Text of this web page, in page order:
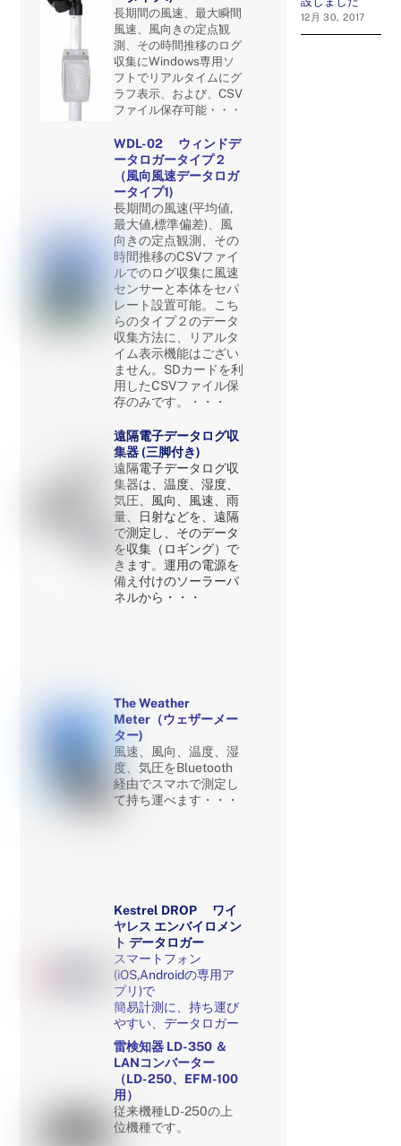
長期間の風速、最大瞬間
風速、風向きの定点観
測、 その時間推移のログ
収集にWindows専用ソ
フトでリアルタイムにグ
ラフ表示、 および、CSV
ファイル保存可能・・・
WDL-02 ウィンドデ
ータロガータイプ２
（風向風速データロガ
ータイプ1)
長期間の風速(平均値,
最大値,標準偏差)、風
向きの定点観測、その
時間推移のCSVファイ
ルでのログ収集に風速
センサーと本体をセパ
レート設置可能。 こち
らのタイプ２のデータ
収集方法に、リアルタ
イム表示機能はござい
ません。 SDカードを利
用したCSVファイル保
存のみです。・・・
遠隔電子データログ収
集器 (三脚付き)
遠隔電子データログ収
集器は、温度、湿度、
気圧、風向、風速、雨
量、日射などを、遠隔
で測定し、そのデータ
を収集（ロギング）で
きます。運用の電源を
備え付けのソーラーパ
ネルから・・・
The Weather
Meter（ウェザーメー
ター)
風速、風向、温度、湿
度、気圧をBluetooth
経由でスマホで測定し
て持ち運べます・・・
Kestrel DROP ワイ
ヤレス エンバイロメン
ト データロガー
スマートフォン
(iOS,Androidの専用ア
プリ)で
簡易計測に、持ち運び
やすい、データロガー
雷検知器 LD-350 ＆
LANコンバーター
（LD-250、EFM-100
用）
従来機種LD-250の上
位機種です。
12月 30, 2017